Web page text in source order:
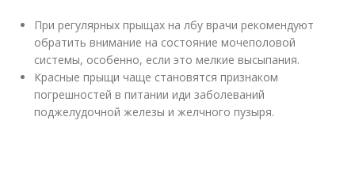
При регулярных прыщах на лбу врачи рекомендуют
обратить внимание на состояние мочеполовой
системы, особенно, если это мелкие высыпания.
Красные прыщи чаще становятся признаком
погрешностей в питании иди заболеваний
поджелудочной железы и желчного пузыря.